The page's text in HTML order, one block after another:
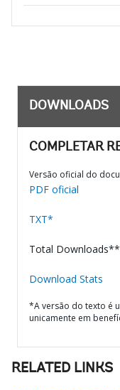
DOWNLOADS
COMPLETAR
Versão oficial do
PDF oficial
TXT*
Total
Download Stats
*A versão do texto é
unicamente em
RELATED LINKS